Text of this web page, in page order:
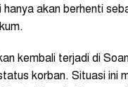
akan berhenti
kembali terjadi di
korban. Situasi ini